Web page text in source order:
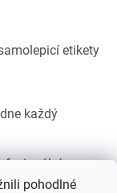
pohodlné
etikety
každý